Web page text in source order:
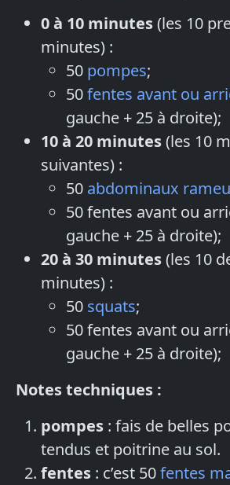
0 à 10 minutes(les 10
minutes) :
50 pompes;
50fentes avant ou
gauche + 25 à droite);
10 à 20 minutes(les 10
suivantes) :
50 abdominaux
50 fentes avant ou
gauche + 25 à droite);
20 à 30 minutes(les 10
minutes) :
50 squats;
50 fentes avant ou
gauche + 25 à droite);
Notes techniques :
pompes : fais de belles
tendus et poitrine au sol.
fentes : c’est 50fentes